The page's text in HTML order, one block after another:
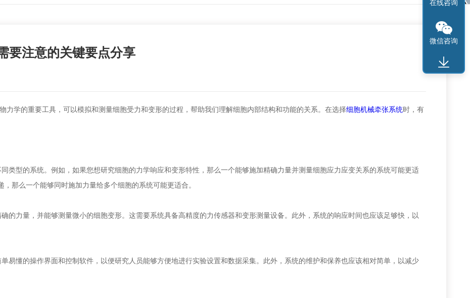
要注意的关键要点分享
学的重要工具，可以模拟和测量细胞受力和变形的过程，帮助我们理解细胞内部结构和功能的关系。在选择细胞机械牵张系统时，有
型的系统。例如，如果您想研究细胞的力学响应和变形特性，那么一个能够施加精确力量并测量细胞应力应变关系的系统可能更适
那么一个能够同时施加力量给多个细胞的系统可能更适合。
力量，并能够测量微小的细胞变形。这需要系统具备高精度的力传感器和变形测量设备。此外，系统的响应时间也应该足够快，以
懂的操作界面和控制软件，以便研究人员能够方便地进行实验设置和数据采集。此外，系统的维护和保养也应该相对简单，以减少
在线咨询
微信咨询